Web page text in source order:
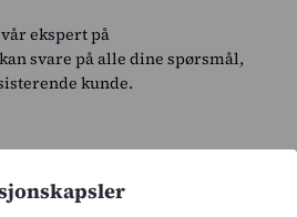
ekspert på
svare på alle dine spørsmål,
kunde.